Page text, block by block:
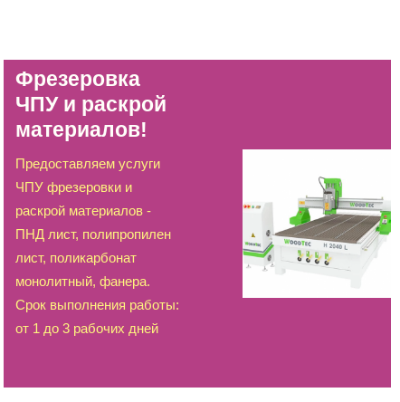
Фрезеровка
ЧПУ и раскрой
материалов!
Предоставляем услуги
ЧПУ фрезеровки и
раскрой материалов -
ПНД лист, полипропилен
лист, поликарбонат
монолитный, фанера.
Срок выполнения работы:
от 1 до 3 рабочих дней